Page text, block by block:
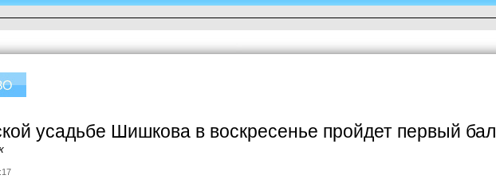
усадьбе Шишкова в воскресенье пройдет первый бал